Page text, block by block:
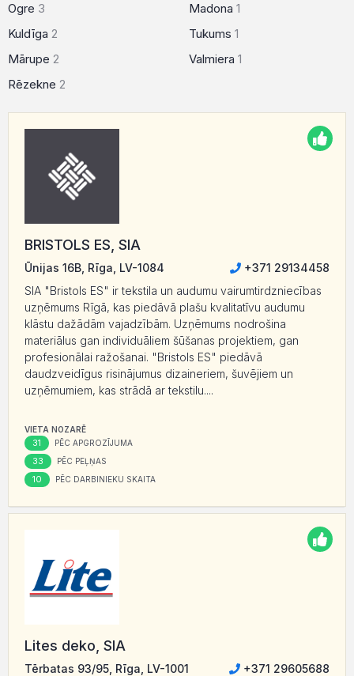
Ogre 3
Kuldīga 2
Mārupe 2
Rēzekne 2
Madona 1
Tukums 1
Valmiera 1
BRISTOLS ES, SIA
Ūnijas 16B, Rīga, LV-1084
+371 29134458
SIA "Bristols ES" ir tekstila un audumu vairumtirdzniecības
uzņēmums Rīgā, kas piedāvā plašu kvalitatīvu audumu
klāstu dažādām vajadzībām. Uzņēmums nodrošina
materiālus gan individuāliem šūšanas projektiem, gan
profesionālai ražošanai. "Bristols ES" piedāvā
daudzveidīgus risinājumus dizaineriem, šuvējiem un
uzņēmumiem, kas strādā ar tekstilu....
VIETA NOZARĒ
31 PĒC APGROZĪJUMA
33 PĒC PEĻŅAS
10 PĒC DARBINIEKU SKAITA
Lites deko, SIA
Tērbatas 93/95, Rīga, LV-1001
+371 29605688